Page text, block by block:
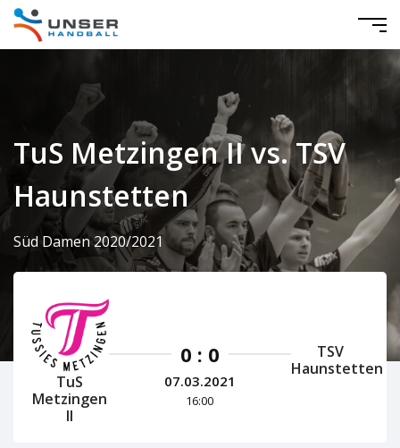
TuS Metzingen II vs. TSV
Haunstetten
Süd Damen 2020/2021
TuS
Metzingen
II
0 : 0
07.03.2021
16:00
TSV
Haunstetten